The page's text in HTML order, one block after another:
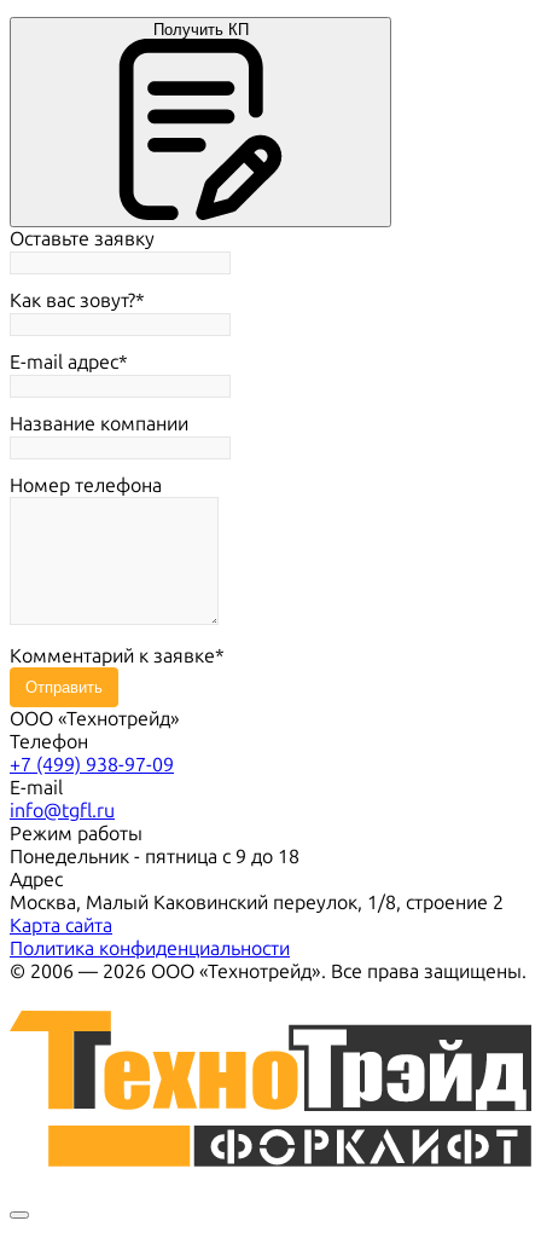
Получить КП
Оставьте заявку
Как вас зовут?
E-mail адрес
Название компании
Номер телефона
Комментарий к заявке
Отправить
ООО «Технотрейд»
Телефон
+7 (499) 938-97-09
E-mail
info@tgfl.ru
Режим работы
Понедельник - пятница с 9 до 18
Адрес
Москва, Малый Каковинский переулок, 1/8, строение 2
Карта сайта
Политика конфиденциальности
© 2006 — 2026 ООО «Технотрейд». Все права защищены.